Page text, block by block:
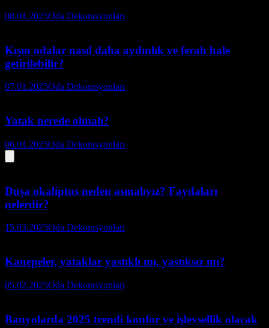
08.01.2025Oda Dekorasyonları
Kışın odalar nasıl daha aydınlık ve ferah hale
getirilebilir?
07.01.2025Oda Dekorasyonları
Yatak nerede olmalı?
06.01.2025Oda Dekorasyonları
Duşa okaliptus neden asmalıyız? Faydaları
nelerdir?
15.03.2025Oda Dekorasyonları
Kanepeler, yataklar yastıklı mı, yastıksız mı?
05.02.2025Oda Dekorasyonları
Banyolarda 2025 trendi konfor ve işlevsellik olacak